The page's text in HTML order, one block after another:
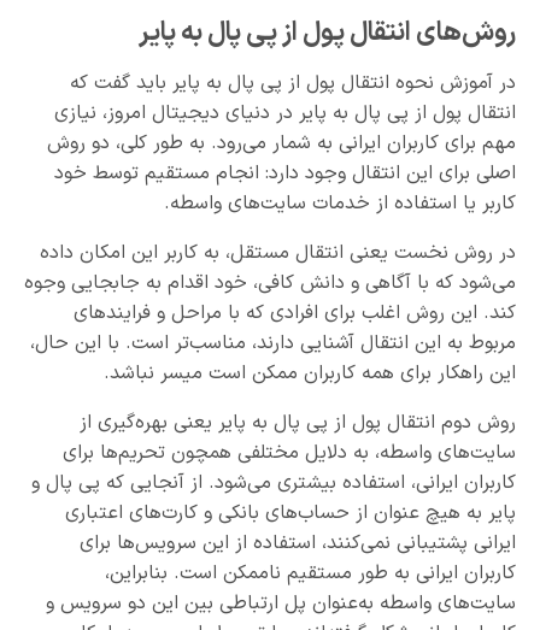
روش‌های انتقال پول از پی پال به پایر
در آموزش نحوه انتقال پول از پی پال به پایر باید گفت که
انتقال پول از پی پال به پایر در دنیای دیجیتال امروز، نیازی
مهم برای کاربران ایرانی به شمار می‌رود. به طور کلی، دو روش
اصلی برای این انتقال وجود دارد: انجام مستقیم توسط خود
کاربر یا استفاده از خدمات سایت‌های واسطه.
در روش نخست یعنی انتقال مستقل، به کاربر این امکان داده
می‌‌شود که با آگاهی و دانش کافی، خود اقدام به جابجایی وجوه
کند. این روش اغلب برای افرادی که با مراحل و فرایندهای
مربوط به این انتقال آشنایی دارند، مناسب‌تر است. با این حال،
این راهکار برای همه کاربران ممکن است میسر نباشد.
روش دوم انتقال پول از پی پال به پایر یعنی بهره‌گیری از
سایت‌های واسطه، به دلایل مختلفی همچون تحریم‌ها برای
کاربران ایرانی، استفاده بیشتری می‌شود. از آنجایی که پی پال و
پایر به هیچ عنوان از حساب‌های بانکی و کارت‌های اعتباری
ایرانی پشتیبانی نمی‌کنند، استفاده از این سرویس‌ها برای
کاربران ایرانی به طور مستقیم ناممکن است. بنابراین،
سایت‌های واسطه به‌‌عنوان پل ارتباطی بین این دو سرویس و